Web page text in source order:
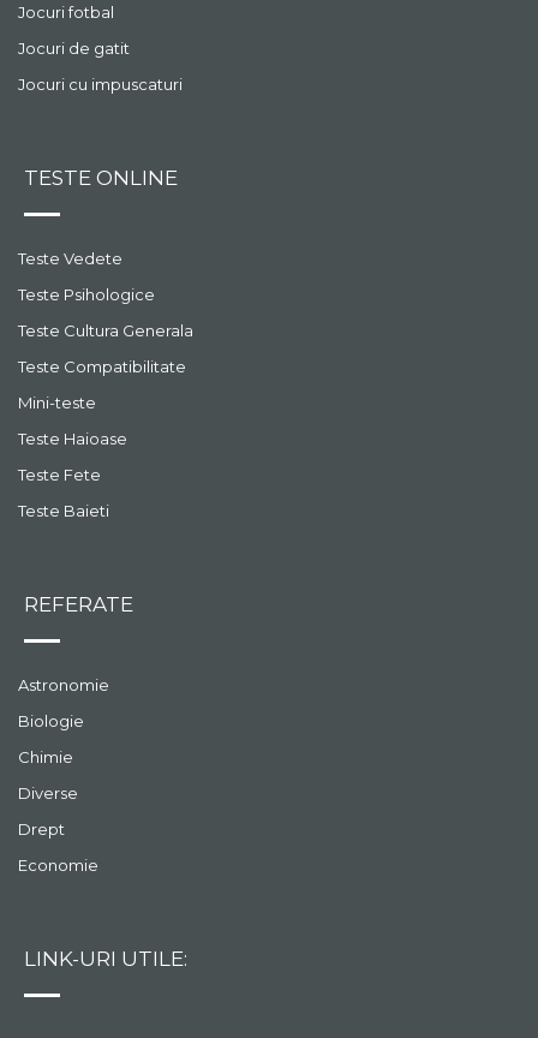
Jocuri fotbal
Jocuri de gatit
Jocuri cu impuscaturi
TESTE ONLINE
Teste Vedete
Teste Psihologice
Teste Cultura Generala
Teste Compatibilitate
Mini-teste
Teste Haioase
Teste Fete
Teste Baieti
REFERATE
Astronomie
Biologie
Chimie
Diverse
Drept
Economie
LINK-URI UTILE: